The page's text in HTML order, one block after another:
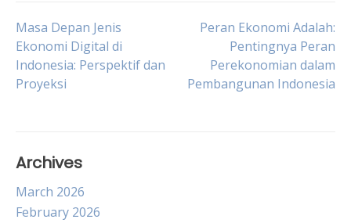
Post
navigation
Masa Depan Jenis
Ekonomi Digital di
Indonesia: Perspektif dan
Proyeksi
Peran Ekonomi Adalah:
Pentingnya Peran
Perekonomian dalam
Pembangunan Indonesia
Archives
March 2026
February 2026